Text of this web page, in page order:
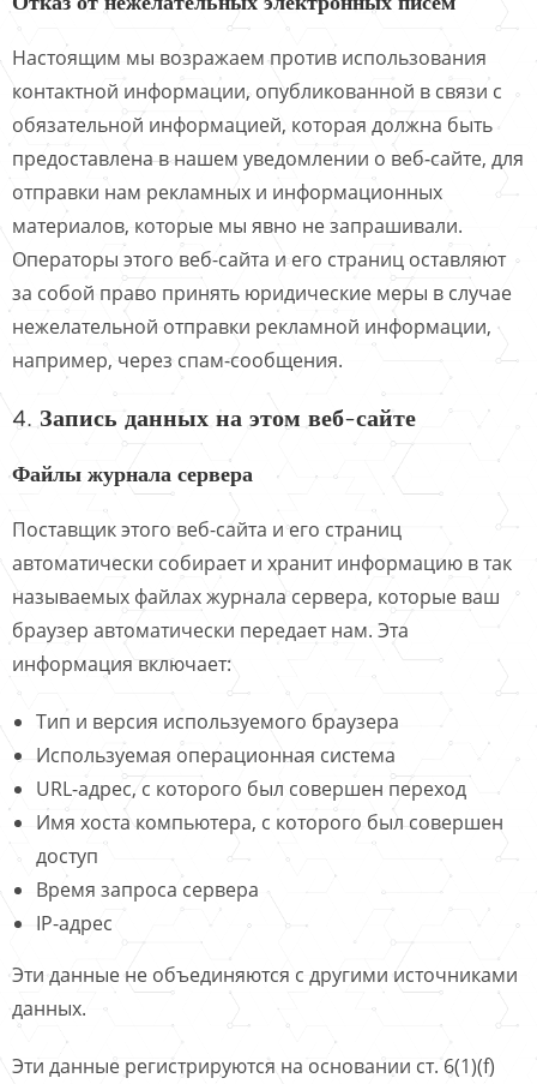
Настоящим мы возражаем против использования
контактной информации, опубликованной в связи с
обязательной информацией, которая должна быть
предоставлена в нашем уведомлении о веб-сайте, для
отправки нам рекламных и информационных
материалов, которые мы явно не запрашивали.
Операторы этого веб-сайта и его страниц оставляют
за собой право принять юридические меры в случае
нежелательной отправки рекламной информации,
например, через спам-сообщения.
4. Запись данных на этом веб-сайте
Файлы журнала сервера
Поставщик этого веб-сайта и его страниц
автоматически собирает и хранит информацию в так
называемых файлах журнала сервера, которые ваш
браузер автоматически передает нам. Эта
информация включает:
Тип и версия используемого браузера
Используемая операционная система
URL-адрес, с которого был совершен переход
Имя хоста компьютера, с которого был совершен
доступ
Время запроса сервера
IP-адрес
Эти данные не объединяются с другими источниками
данных.
Эти данные регистрируются на основании ст. 6(1)(f)